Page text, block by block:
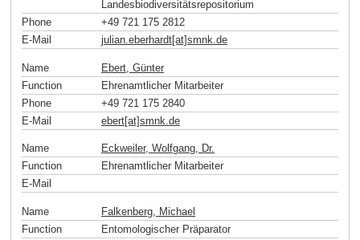
Landesbiodiversitätsrepositorium
Phone
+49 721 175 2812
E-Mail
julian.eberhardt[at]smnk de
Name
Ebert, Günter
Function
Ehrenamtlicher Mitarbeiter
Phone
+49 721 175 2840
E-Mail
ebert[at]smnk de
Name
Eckweiler, Wolfgang, Dr.
Function
Ehrenamtlicher Mitarbeiter
E-Mail
Name
Falkenberg, Michael
Function
Entomologischer Präparator